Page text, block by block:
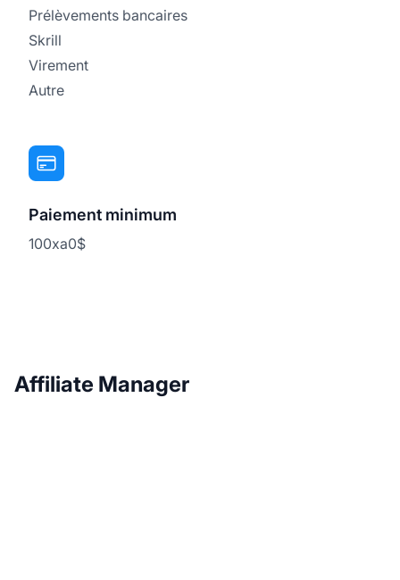
Prélèvements bancaires
Skrill
Virement
Autre
Paiement minimum
100xa0$
Affiliate Manager